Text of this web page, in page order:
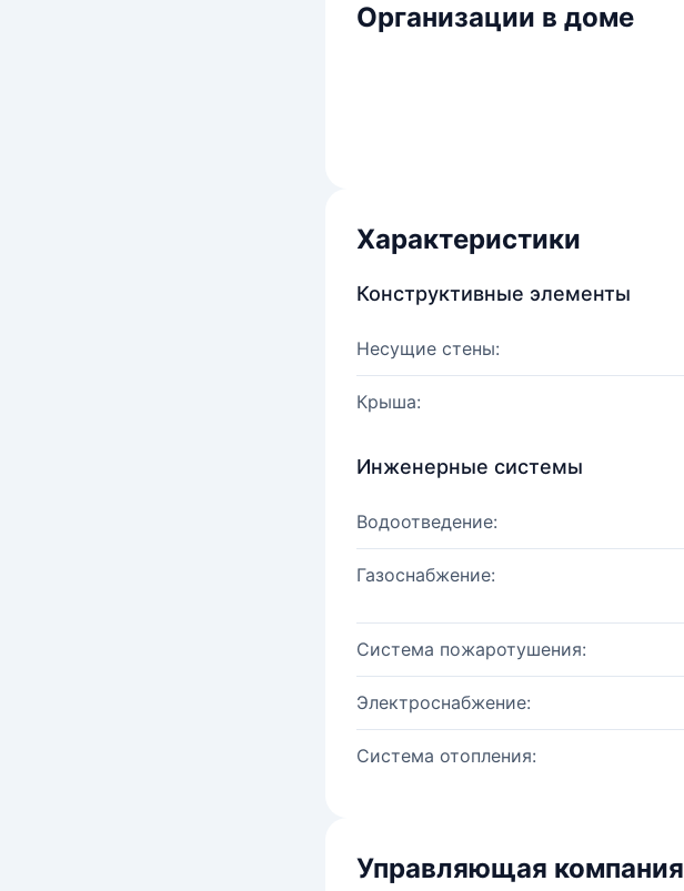
Организации в доме
Характеристики
Конструктивные элементы
Несущие стены:
Крыша:
Инженерные системы
Водоотведение:
Газоснабжение:
Система пожаротушения:
Электроснабжение:
Система отопления:
Управляющая компания